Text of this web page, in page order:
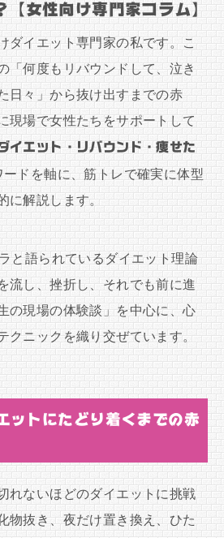
【女性向け専門家コラム】
ダイエット専門家の私です。こ
「何度もリバウンドして、泣き
日々」から抜け出すまでの赤
現場で女性たちをサポートして
イエット・リバウンド・痩せた
ドを軸に、筋トレで確実に体型
に解説します。
と語られているダイエット理論
流し、挫折し、それでも前に進
の現場の体験談」を中心に、心
クニックを織り交ぜています。
ットにたどり着くまでの赤
れないほどのダイエットに挑戦
物抜き、夜だけ置き換え、ひた